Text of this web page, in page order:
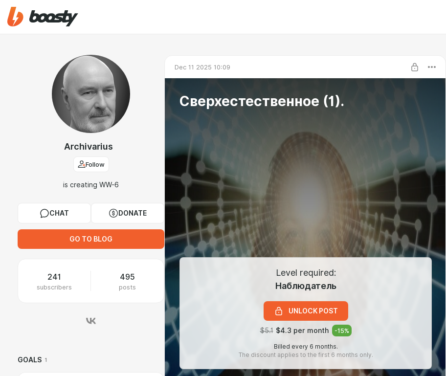
Archivarius
Follow
is creating WW-6
CHAT DONATE
GO TO BLOG
241
subscribers
495
posts
GOALS 1
Dec 11 2025 10:09
Сверхестественное (1).
Level required:
Наблюдатель
UNLOCK POST
$5.1 $4.3 per month -15%
Billed every 6 months.
The discount applies to the first 6 months only.